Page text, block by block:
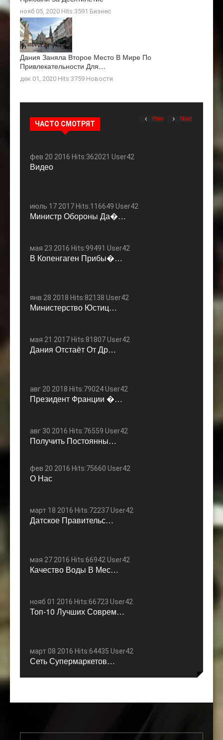
нояб 05, 2020 Hits:3591 Бизнес
Дания Заняла Второе Место В Мире По
Привлекательности Для…
дек 01, 2020 Hits:3759 Новости
ЧАСТО СМОТРЯТ
Prev Next
фев 20 2016 Hits:362021 User42
Видео
июль 17 2017 Hits:116649 User42
Министр Обороны Да�…
мая 23 2016 Hits:99491 User42
В Копенгаген Прибы�…
янв 28 2018 Hits:82138 User42
Министерство Юстиц…
мая 21 2017 Hits:81807 User42
Дания Отстаёт От Др…
авг 20 2018 Hits:79024 User42
Президент Франции �…
авг 30 2016 Hits:76559 User42
Получить Постоянны…
фев 20 2016 Hits:75660 User42
О Нас
март 18 2016 Hits:72237 User42
Датское Правительс…
мая 27 2016 Hits:66942 User42
Качество Воды В Мес…
нояб 01 2016 Hits:66723 User42
Топ-10 Лучших Соврем…
март 08 2016 Hits:64435 User42
Сеть Супермаркетов…